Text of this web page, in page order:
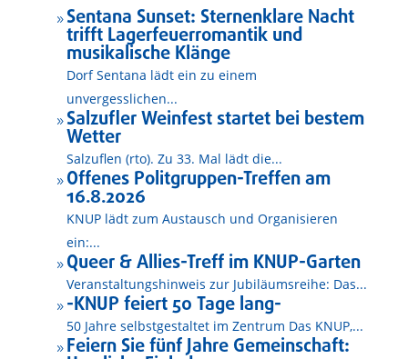
9 Sentana Sunset: Sternenklare Nacht
trifft Lagerfeuerromantik und
musikalische Klänge
Dorf Sentana lädt ein zu einem
unvergesslichen...
9 Salzufler Weinfest startet bei bestem
Wetter
Salzuflen (rto). Zu 33. Mal lädt die...
9 Offenes Politgruppen-Treffen am
16.8.2026
KNUP lädt zum Austausch und Organisieren
ein:...
9 Queer & Allies-Treff im KNUP-Garten
Veranstaltungshinweis zur Jubiläumsreihe: Das...
9 -KNUP feiert 50 Tage lang-
50 Jahre selbstgestaltet im Zentrum Das KNUP,...
9 Feiern Sie fünf Jahre Gemeinschaft: